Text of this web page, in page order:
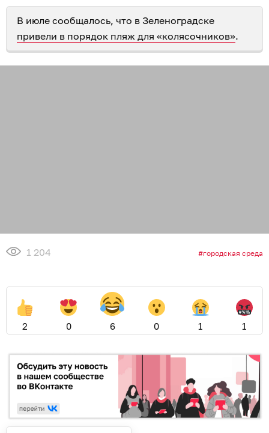
В июле сообщалось, что в Зеленоградске
привели в порядок пляж для «колясочников».
1 204 городская среда
2 0 6 0 1 1